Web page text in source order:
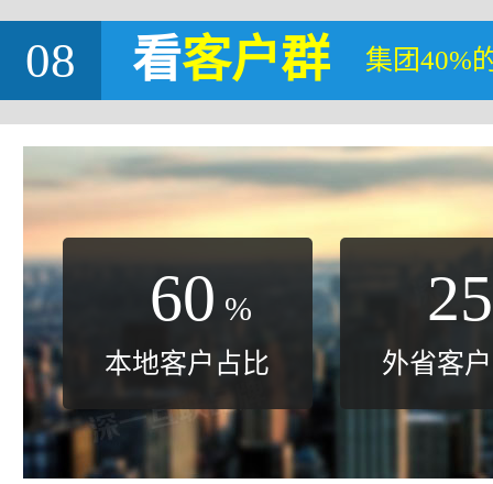
08 看客户群 集团40%
60 %
本地客户占比
25
外省客